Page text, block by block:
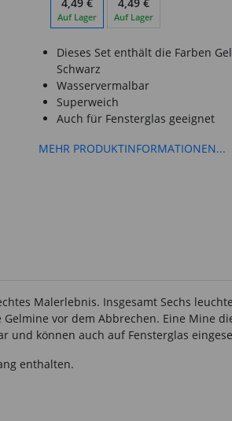
Auf Lager Auf Lager
Dieses Set enthält die Farben
Schwarz
Wasservermalbar
Superweich
Auch für Fensterglas geeignet
MEHR PRODUKTINFORMATIONEN...
Malerlebnis. Insgesamt Sechs
vor dem Abbrechen. Eine Mine
und können auch auf Fensterglas
enthalten.